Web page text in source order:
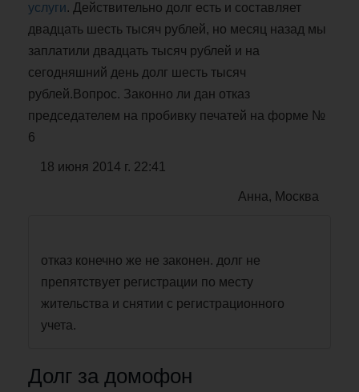
услуги. Действительно долг есть и составляет
двадцать шесть тысяч рублей, но месяц назад мы
заплатили двадцать тысяч рублей и на
сегодняшний день долг шесть тысяч
рублей.Вопрос. Законно ли дан отказ
председателем на пробивку печатей на форме №
6
18 июня 2014 г. 22:41
Анна, Москва
отказ конечно же не законен. долг не
препятствует регистрации по месту
жительства и снятии с регистрационного
учета.
Долг за домофон